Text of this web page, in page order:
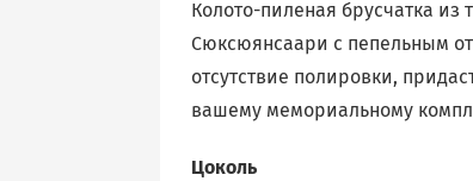
Колото-пиленая брусчатка из
Сюксюянсаари с пепельным
отсутствие полировки,
вашему мемориальному
Цоколь